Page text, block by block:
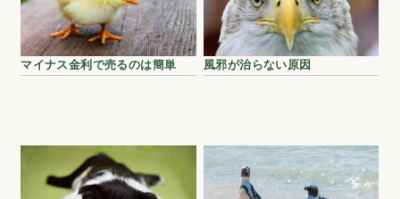
マイナス金利で売るのは簡単 風邪が治らない原因